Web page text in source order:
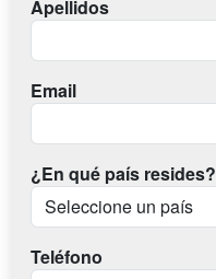
Apellidos
Email
¿En qué país resides?
Teléfono